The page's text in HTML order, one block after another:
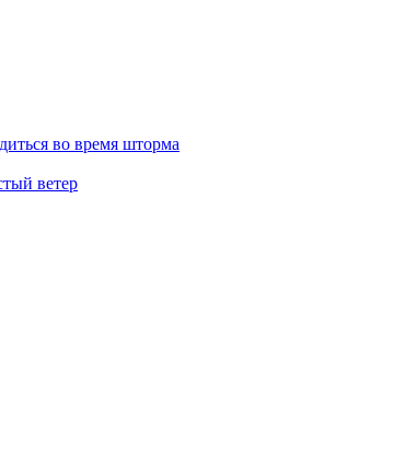
во время шторма
ветер